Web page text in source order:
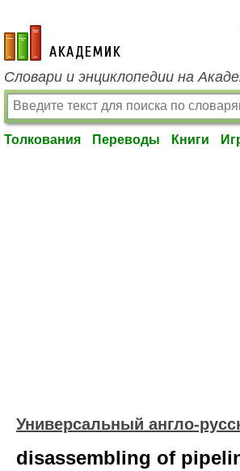
academic.ru
Словари и энциклопедии на
Толкования Переводы Книги
Универсальный англо-
disassembling of